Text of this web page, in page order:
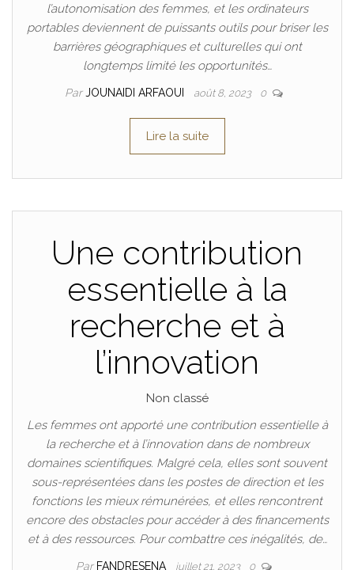
l’autonomisation des femmes, et les ordinateurs
portables deviennent de puissants outils pour briser les
barrières géographiques et culturelles qui ont
longtemps limité les opportunités…
ParJOUNAIDI ARFAOUI août 8, 2023 0
Lire la suite
Une contribution
essentielle à la
recherche et à
l’innovation
Non classé
Les femmes ont apporté une contribution essentielle à
la recherche et à l’innovation dans de nombreux
domaines scientifiques. Malgré cela, elles sont souvent
sous-représentées dans les postes de direction et les
fonctions les mieux rémunérées, et elles rencontrent
encore des obstacles pour accéder à des financements
et à des ressources. Pour combattre ces inégalités, de…
Par FANDRESENA juillet 21, 2023 0